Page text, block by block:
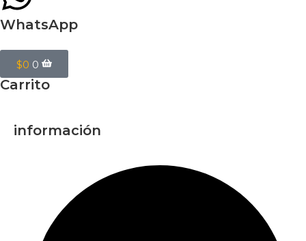
WhatsApp
$0 0
Carrito
información